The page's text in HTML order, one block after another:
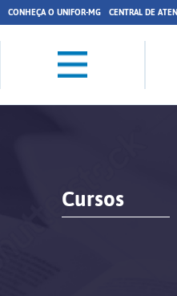
CONHEÇA O UNIFOR-MG CENTRAL DE
Cursos